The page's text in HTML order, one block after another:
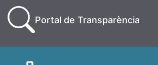
Portal de Transparència